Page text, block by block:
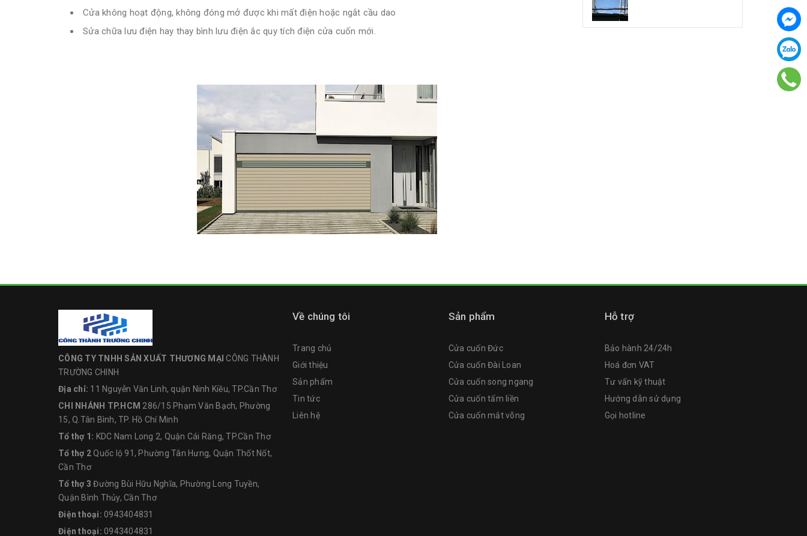
Cửa không hoạt động, không đóng mở được khi mất điện hoặc ngắt cầu dao
Sửa chữa lưu điện hay thay bình lưu điện ắc quy tích điện cửa cuốn mới.
CÔNG TY TNHH SẢN XUẤT THƯƠNG MẠICÔNG THÀNH
TRƯỜNG CHINH
Địa chỉ: 11 Nguyễn Văn Linh, quận Ninh Kiều, TP.Cần Thơ
CHI NHÁNH TP.HCM 286/15 Phạm Văn Bạch, Phường
15, Q.Tân Bình, TP. Hồ Chí Minh
Tổ thợ 1: KDC Nam Long 2, Quận Cái Răng, TP.Cần Thơ
Tổ thợ 2Quốc lộ 91, Phường Tân Hưng, Quận Thốt Nốt,
Cần Thơ
Tổ thợ 3Đường Bùi Hữu Nghĩa, Phường Long Tuyền,
Quận Bình Thủy, Cần Thơ
Điện thoại: 0943404831
Điện thoại: 0943404831
Về chúng tôi
Trang chủ
Giới thiệu
Sản phẩm
Tin tức
Liên hệ
Sản phẩm
Cửa cuốn Đức
Cửa cuốn Đài Loan
Cửa cuốn song ngang
Cửa cuốn tấm liền
Cửa cuốn mắt võng
Hỗ trợ
Bảo hành 24/24h
Hoá đơn VAT
Tư vấn kỹ thuật
Hướng dẫn sử dụng
Gọi hotline